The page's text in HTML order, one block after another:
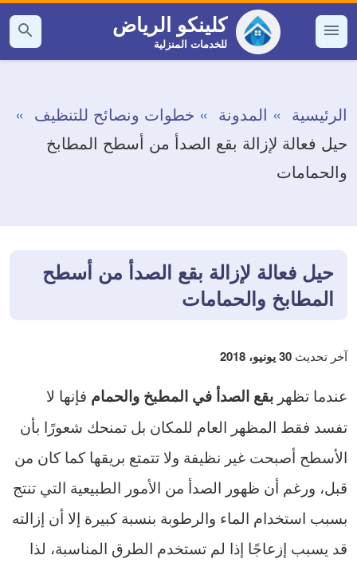
التجاوز
إلى القائمة
كلينكو الرياض
للخدمات المنزلية
بحث
عن
الرئيسية المدونة
خطوات ونصائح للتنظيف
حيل فعالة لإزالة بقع الصدأ من أسطح المطابخ
والحمامات
حيل فعالة لإزالة بقع الصدأ من أسطح
المطابخ والحمامات
آخر تحديث 30 يونيو، 2018
عندما تظهر بقع الصدأ في المطبخ والحمام فإنها لا
تفسد فقط المظهر العام للمكان بل تمنحك شعورًا بأن
الأسطح أصبحت غير نظيفة ولا تتمتع بريقها كما كان من
قبل، ورغم أن ظهور الصدأ من الأمور الطبيعية التي تنتج
بسبب استخدام الماء والرطوبة بنسبة كبيرة إلا أن إزالته
قد يسبب إزعاجًا إذا لم تستخدم الطرق المناسبة، لذا